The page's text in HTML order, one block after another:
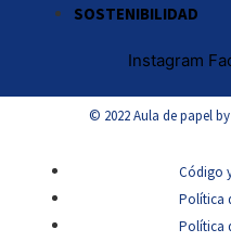
SOSTENIBILIDAD
Instagram
© 2022 Aula de papel
Código
Política
Política